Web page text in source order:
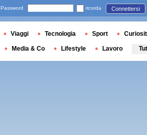
Password ricorda Connettersi
Viaggi Tecnologia Sport
Media & Co Lifestyle Lavoro